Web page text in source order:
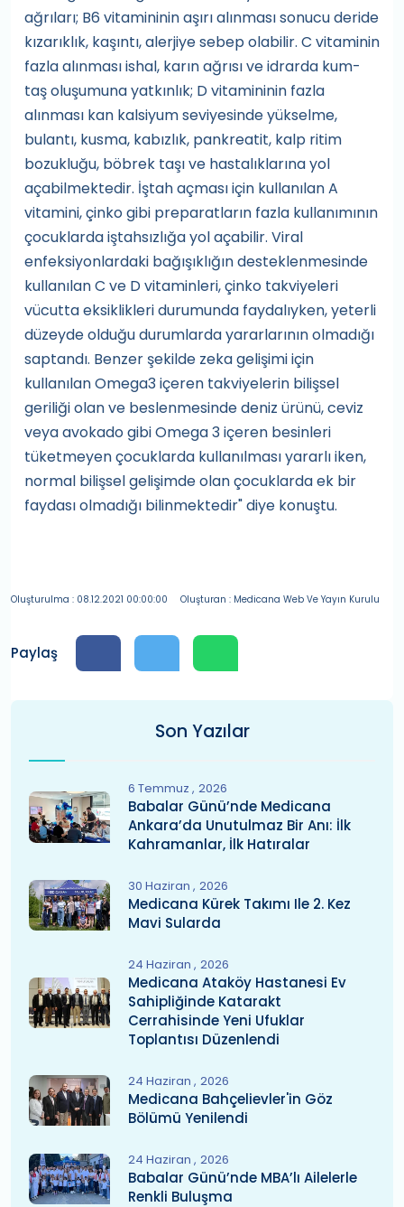
ağrıları; B6 vitamininin aşırı alınması sonucu deride
kızarıklık, kaşıntı, alerjiye sebep olabilir. C vitaminin
fazla alınması ishal, karın ağrısı ve idrarda kum-
taş oluşumuna yatkınlık; D vitamininin fazla
alınması kan kalsiyum seviyesinde yükselme,
bulantı, kusma, kabızlık, pankreatit, kalp ritim
bozukluğu, böbrek taşı ve hastalıklarına yol
açabilmektedir. İştah açması için kullanılan A
vitamini, çinko gibi preparatların fazla kullanımının
çocuklarda iştahsızlığa yol açabilir. Viral
enfeksiyonlardaki bağışıklığın desteklenmesinde
kullanılan C ve D vitaminleri, çinko takviyeleri
vücutta eksiklikleri durumunda faydalıyken, yeterli
düzeyde olduğu durumlarda yararlarının olmadığı
saptandı. Benzer şekilde zeka gelişimi için
kullanılan Omega3 içeren takviyelerin bilişsel
geriliği olan ve beslenmesinde deniz ürünü, ceviz
veya avokado gibi Omega 3 içeren besinleri
tüketmeyen çocuklarda kullanılması yararlı iken,
normal bilişsel gelişimde olan çocuklarda ek bir
faydası olmadığı bilinmektedir" diye konuştu.
Oluşturulma : 08.12.2021 00:00:00 Oluşturan : Medicana Web Ve Yayın Kurulu
Paylaş
Son Yazılar
6 Temmuz 2026
Babalar Günü’nde Medicana
Ankara’da Unutulmaz Bir Anı: İlk
Kahramanlar, İlk Hatıralar
30 Haziran 2026
Medicana Kürek Takımı Ile 2. Kez
Mavi Sularda
24 Haziran 2026
Medicana Ataköy Hastanesi Ev
Sahipliğinde Katarakt
Cerrahisinde Yeni Ufuklar
Toplantısı Düzenlendi
24 Haziran 2026
Medicana Bahçelievler'in Göz
Bölümü Yenilendi
24 Haziran 2026
Babalar Günü’nde MBA’lı Ailelerle
Renkli Buluşma